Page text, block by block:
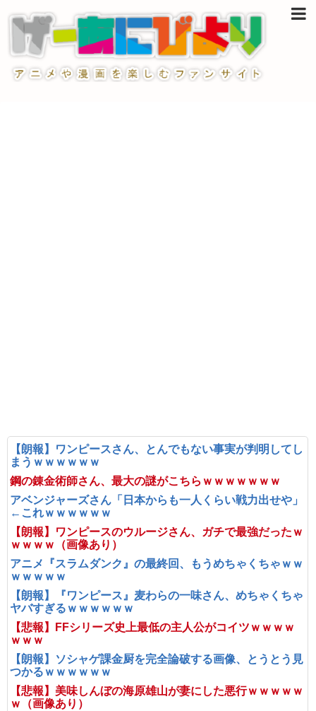
【朗報】ワンピースさん、とんでもない事実が判明してし
まうｗｗｗｗｗｗ
鋼の錬金術師さん、最大の謎がこちらｗｗｗｗｗｗｗ
アベンジャーズさん「日本からも一人くらい戦力出せや」
←これｗｗｗｗｗｗ
【朗報】ワンピースのウルージさん、ガチで最強だったｗ
ｗｗｗｗ（画像あり）
アニメ『スラムダンク』の最終回、もうめちゃくちゃｗｗ
ｗｗｗｗｗ
【朗報】『ワンピース』麦わらの一味さん、めちゃくちゃ
ヤバすぎるｗｗｗｗｗｗ
【悲報】FFシリーズ史上最低の主人公がコイツｗｗｗｗ
ｗｗｗ
【朗報】ソシャゲ課金厨を完全論破する画像、とうとう見
つかるｗｗｗｗｗｗ
【悲報】美味しんぼの海原雄山が妻にした悪行ｗｗｗｗｗ
ｗ（画像あり）